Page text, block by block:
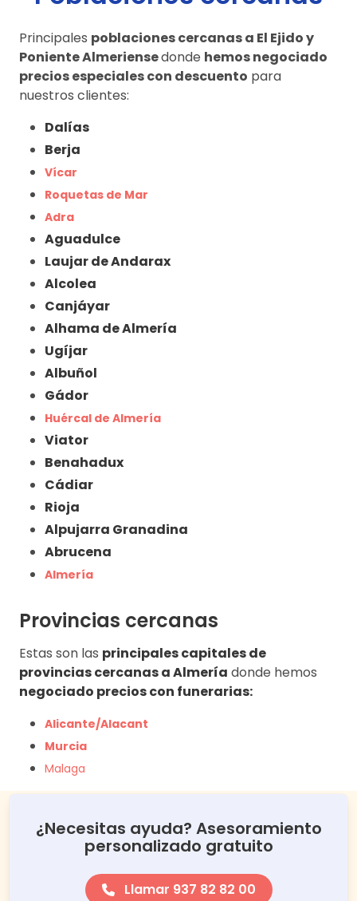
Principales poblaciones cercanas a El Ejido y
Poniente Almeriensedonde hemos negociado
precios especiales con descuento para
nuestros clientes:
Dalías
Berja
Vícar
Roquetas de Mar
Adra
Aguadulce
Laujar de Andarax
Alcolea
Canjáyar
Alhama de Almería
Ugíjar
Albuñol
Gádor
Huércal de Almería
Viator
Benahadux
Cádiar
Rioja
Alpujarra Granadina
Abrucena
Almería
Provincias cercanas
Estas son las principales capitales de
provincias cercanas a Almería donde hemos
negociado precios con funerarias:
Alicante/Alacant
Murcia
Malaga
¿Necesitas ayuda? Asesoramiento
personalizado gratuito
Llamar 937 82 82 00